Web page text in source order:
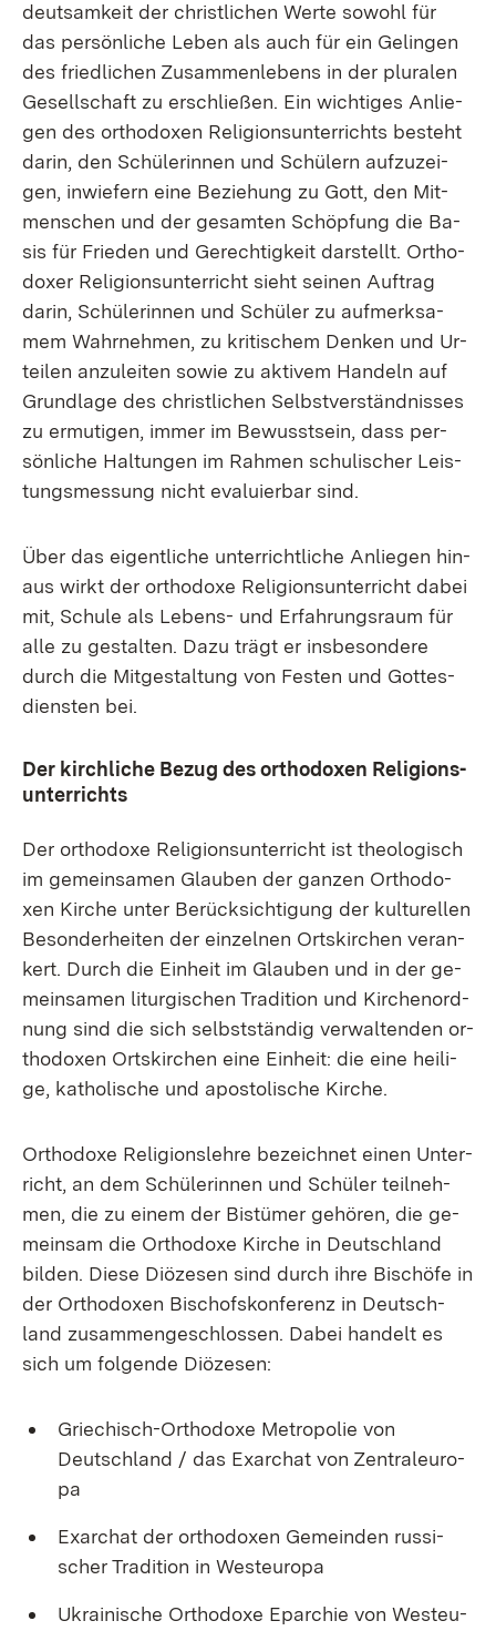
deut­sam­keit der christ­li­chen Wer­te so­wohl für
das per­sön­li­che Le­ben als auch für ein Ge­lin­gen
des fried­li­chen Zu­sam­men­le­bens in der plu­ra­len
Ge­sell­schaft zu er­schlie­ßen. Ein wich­ti­ges An­lie­
gen des or­tho­do­xen Re­li­gi­ons­un­ter­richts be­steht
dar­in, den Schü­le­rin­nen und Schü­lern auf­zu­zei­
gen, in­wie­fern ei­ne Be­zie­hung zu Gott, den Mit­
men­schen und der ge­sam­ten Schöp­fung die Ba­
sis für Frie­den und Ge­rech­tig­keit dar­stellt. Or­tho­
do­xer Re­li­gi­ons­un­ter­richt sieht sei­nen Auf­trag
dar­in, Schü­le­rin­nen und Schü­ler zu auf­merk­sa­
mem Wahr­neh­men, zu kri­ti­schem Den­ken und Ur­
tei­len an­zu­lei­ten so­wie zu ak­ti­vem Han­deln auf
Grund­la­ge des christ­li­chen Selbst­ver­ständ­nis­ses
zu er­mu­ti­gen, im­mer im Be­wusst­sein, dass per­
sön­li­che Hal­tun­gen im Rah­men schu­li­scher Leis­
tungs­mes­sung nicht eva­lu­ier­bar sind.
Über das ei­gent­li­che un­ter­richt­li­che An­lie­gen hin­
aus wirkt der or­tho­do­xe Re­li­gi­ons­un­ter­richt da­bei
mit, Schu­le als Le­bens- und Er­fah­rungs­raum für
al­le zu ge­stal­ten. Da­zu trägt er ins­be­son­de­re
durch die Mit­ge­stal­tung von Fes­ten und Got­tes­
diens­ten bei.
Der kirch­li­che Be­zug des or­tho­do­xen Re­li­gi­ons­
un­ter­richts
Der or­tho­do­xe Re­li­gi­ons­un­ter­richt ist theo­lo­gisch
im ge­mein­sa­men Glau­ben der gan­zen Or­tho­do­
xen Kir­che un­ter Be­rück­sich­ti­gung der kul­tu­rel­len
Be­son­der­hei­ten der ein­zel­nen Orts­kir­chen ver­an­
kert. Durch die Ein­heit im Glau­ben und in der ge­
mein­sa­men lit­ur­gi­schen Tra­di­ti­on und Kir­chen­ord­
nung sind die sich selbst­stän­dig ver­wal­ten­den or­
tho­do­xen Orts­kir­chen ei­ne Ein­heit: die ei­ne hei­li­
ge, ka­tho­li­sche und apos­to­li­sche Kir­che.
Or­tho­do­xe Re­li­gi­ons­leh­re be­zeich­net ei­nen Un­ter­
richt, an dem Schü­le­rin­nen und Schü­ler teil­neh­
men, die zu ei­nem der Bis­tü­mer ge­hö­ren, die ge­
mein­sam die Or­tho­do­xe Kir­che in Deutsch­land
bil­den. Die­se Diö­ze­sen sind durch ih­re Bi­schö­fe in
der Or­tho­do­xen Bi­schofs­kon­fe­renz in Deutsch­
land zu­sam­men­ge­schlos­sen. Da­bei han­delt es
sich um fol­gen­de Diö­ze­sen:
Grie­chisch-Or­tho­do­xe Me­tro­po­lie von
Deutsch­land / das Ex­ar­chat von Zen­tral­eu­ro­
pa
Ex­ar­chat der or­tho­do­xen Ge­mein­den rus­si­
scher Tra­di­ti­on in West­eu­ro­pa
Ukrai­ni­sche Or­tho­do­xe Epar­chie von West­eu­